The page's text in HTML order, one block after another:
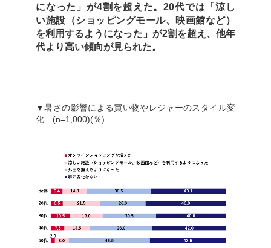
になった」が4割を超えた。20代では「涼し
い施設（ショッピングモール、映画館など）
を利用するようになった」が2割を超え、他年
代より高い傾向が見られた。
▼暑さの影響による買い物やレジャーのスタイル変
化 (n=1,000)(％)